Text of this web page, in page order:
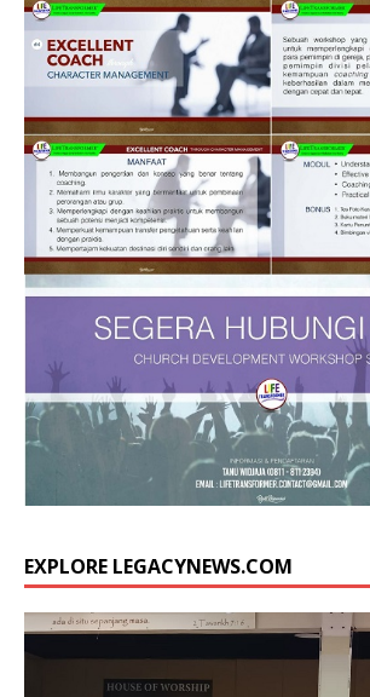
EXPLORE LEGACYNEWS.COM